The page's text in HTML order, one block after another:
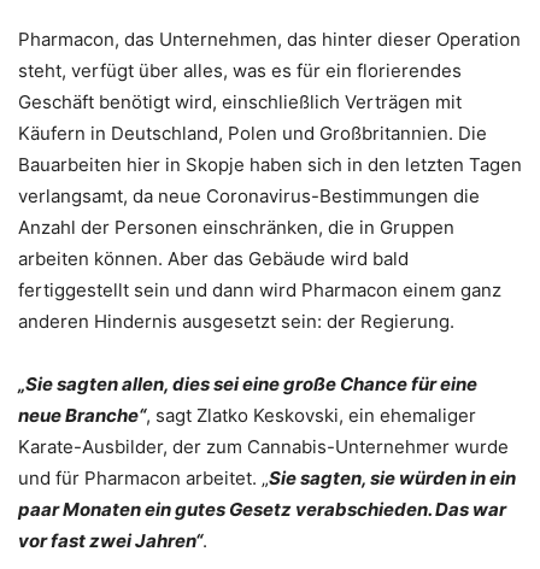
Pharmacon, das Unternehmen, das hinter dieser Operation
steht, verfügt über alles, was es für ein florierendes
Geschäft benötigt wird, einschließlich Verträgen mit
Käufern in Deutschland, Polen und Großbritannien. Die
Bauarbeiten hier in Skopje haben sich in den letzten Tagen
verlangsamt, da neue Coronavirus-Bestimmungen die
Anzahl der Personen einschränken, die in Gruppen
arbeiten können. Aber das Gebäude wird bald
fertiggestellt sein und dann wird Pharmacon einem ganz
anderen Hindernis ausgesetzt sein: der Regierung.
„Sie sagten allen, dies sei eine große Chance für eine
neue Branche“, sagt Zlatko Keskovski, ein ehemaliger
Karate-Ausbilder, der zum Cannabis-Unternehmer wurde
und für Pharmacon arbeitet. „Sie sagten, sie würden in ein
paar Monaten ein gutes Gesetz verabschieden. Das war
vor fast zwei Jahren“.